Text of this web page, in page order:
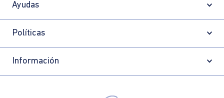
Ayudas
Políticas
Información